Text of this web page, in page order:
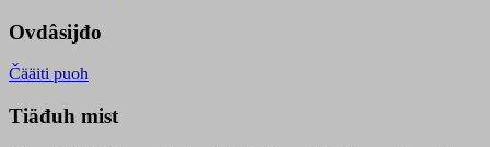
Ovdâsijđo
Čääiti puoh
Tiäđuh mist